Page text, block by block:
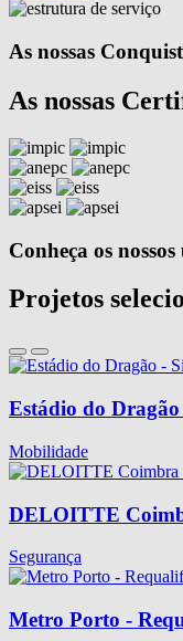
As nossas
As nossas
Conheça os
Projetos
Estádio do Dragão
Mobilidade
DELOITTE
Segurança
Metro Porto -